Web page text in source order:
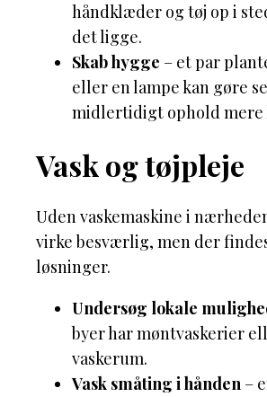
håndklæder og tøj op i
det ligge.
Skab hygge – et par
eller en lampe kan gøre
midlertidigt ophold mere
Vask og tøjpleje
Uden vaskemaskine i
virke besværlig, men der
løsninger.
Undersøg lokale
byer har møntvaskerier
vaskerum.
Vask småting i hånden –